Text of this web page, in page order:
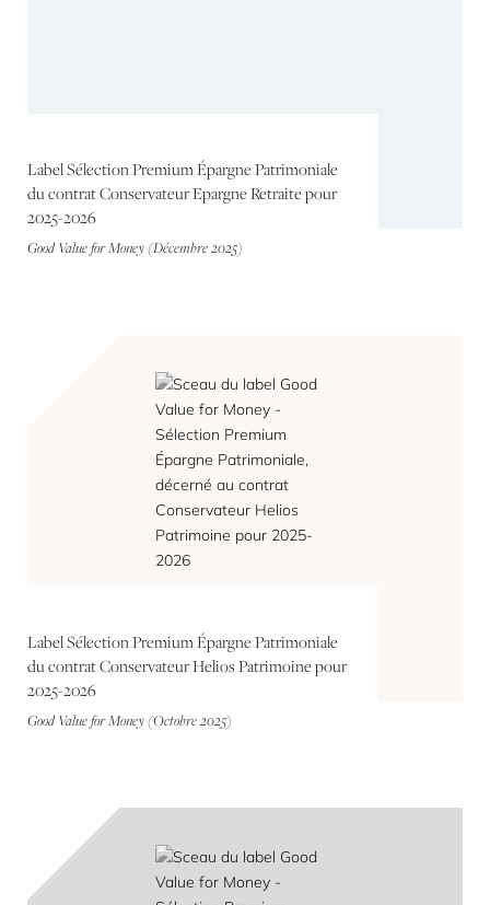
Label Sélection Premium Épargne Patrimoniale
du contrat Conservateur Epargne Retraite pour
2025-2026
Good Value for Money (Décembre 2025)
Label Sélection Premium Épargne Patrimoniale
du contrat Conservateur Helios Patrimoine pour
2025-2026
Good Value for Money (Octobre 2025)